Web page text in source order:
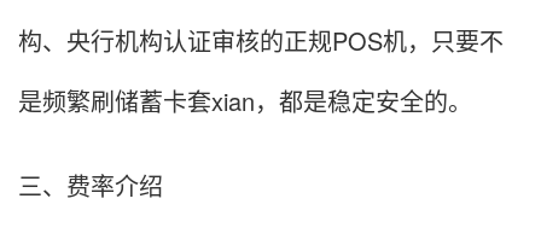
构、央行机构认证审核的正规POS机，只要不
是频繁刷储蓄卡套xian，都是稳定安全的。
三、费率介绍